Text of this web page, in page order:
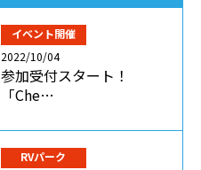
イベント開催
2022/10/04
参加受付スタート！
「Che…
RVパーク